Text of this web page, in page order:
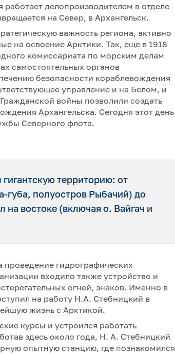
делопроизводителем в отделе
на Север, в Архангельск.
важность региона, активно
на освоение Арктики. Так, еще в 1918
комиссариата по морским делам
самостоятельных органов
безопасности кораблевождения
управление и на Белом, и
войны позволили создать
Архангельска. Сегодня этот день
Северного флота.
территорию: от
губа, полуостров Рыбачий) до
востоке (включая о. Вайгач и
гидрографических
входило также устройство и
огней, знаков. Именно в
на работу Н.А. Стебницкий в
жизнь с Арктикой.
курсы и устроился работать
здесь около года, Н. А. Стебницкий
опытную станцию, где познакомился